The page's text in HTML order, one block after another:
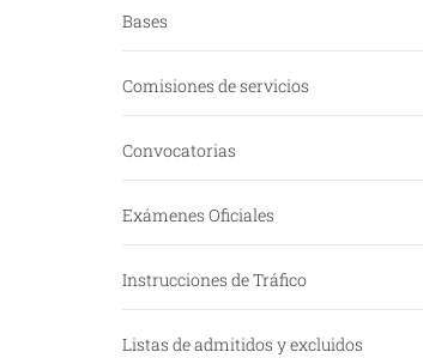
Bases
Comisiones de servicios
Convocatorias
Exámenes Oficiales
Instrucciones de Tráfico
Listas de admitidos y excluidos